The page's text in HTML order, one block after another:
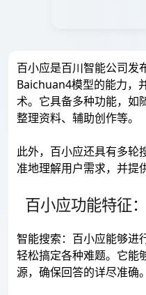
百小应是百川智能公司发
Baichuan4模型的能力，
术。它具备多种功能，如
整理资料、辅助创作等。
此外，百小应还具有多轮
准地理解用户需求，并提
百小应功能特征：
智能搜索：百小应能够进
轻松搞定各种难题。它能
源，确保回答的详尽准确。